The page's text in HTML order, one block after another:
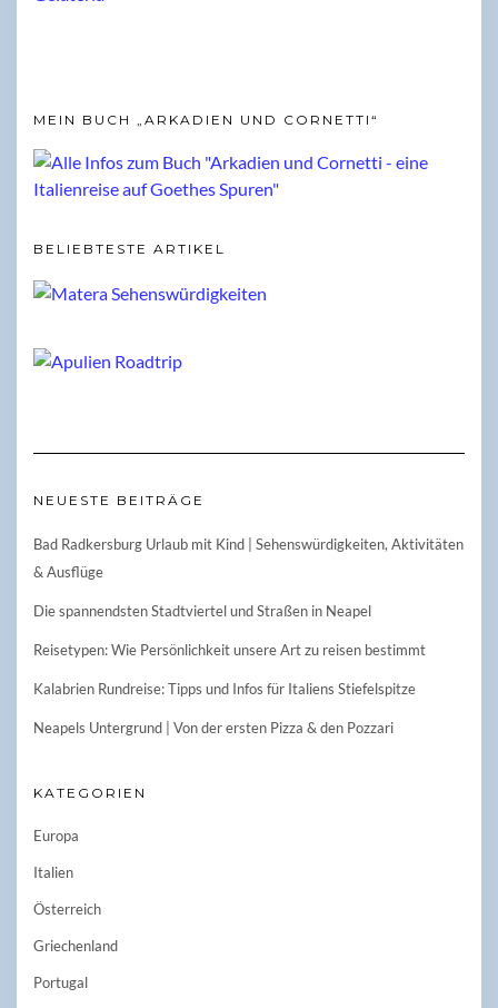
MEIN BUCH „ARKADIEN UND CORNETTI“
BELIEBTESTE ARTIKEL
NEUESTE BEITRÄGE
Bad Radkersburg Urlaub mit Kind | Sehenswürdigkeiten, Aktivitäten
& Ausflüge
Die spannendsten Stadtviertel und Straßen in Neapel
Reisetypen: Wie Persönlichkeit unsere Art zu reisen bestimmt
Kalabrien Rundreise: Tipps und Infos für Italiens Stiefelspitze
Neapels Untergrund | Von der ersten Pizza & den Pozzari
KATEGORIEN
Europa
Italien
Österreich
Griechenland
Portugal